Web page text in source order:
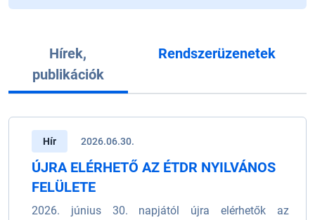
Hírek,
publikációk
Rendszerüzenetek
Hír 2026.06.30.
ÚJRA ELÉRHETŐ AZ ÉTDR NYILVÁNOS
FELÜLETE
2026. június 30. napjától újra elérhetők az